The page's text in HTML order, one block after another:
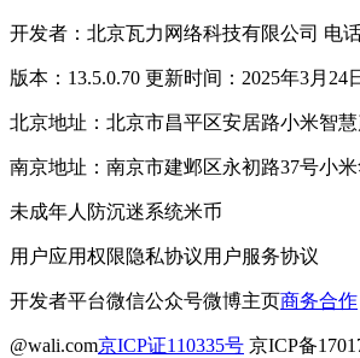
开发者：北京瓦力网络科技有限公司 电
版本：13.5.0.70 更新时间：2025年3月24
北京地址：北京市昌平区安居路小米智慧
南京地址：南京市建邺区永初路37号小
未成年人防沉迷系统米币
用户应用权限隐私协议用户服务协议
开发者平台微信公众号微博主页商务合作
@wali.com京ICP证110335号 京ICP备